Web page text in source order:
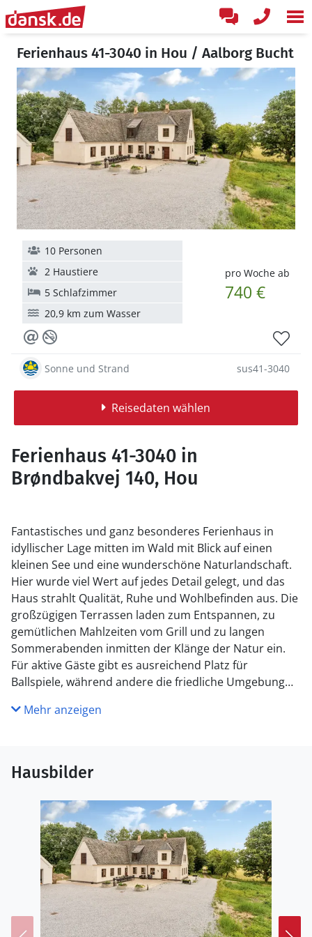
Ferienhaus 41-3040 in Hou / Aalborg Bucht
pro Woche ab
740 €
10 Personen
2 Haustiere
5 Schlafzimmer
20,9 km zum Wasser
Sonne und Strand sus41-3040
Reisedaten wählen
Ferienhaus 41-3040 in
Brøndbakvej 140, Hou
Fantastisches und ganz besonderes Ferienhaus in
idyllischer Lage mitten im Wald mit Blick auf einen
kleinen See und eine wunderschöne Naturlandschaft.
Hier wurde viel Wert auf jedes Detail gelegt, und das
Haus strahlt Qualität, Ruhe und Wohlbefinden aus. Die
großzügigen Terrassen laden zum Entspannen, zu
gemütlichen Mahlzeiten vom Grill und zu langen
Sommerabenden inmitten der Klänge der Natur ein.
Für aktive Gäste gibt es ausreichend Platz für
Ballspiele, während andere die friedliche Umgebung
für alle, die von Natur, hoher Qualität und
Küche
Die Küche ist mit 2 Kühlschränke ausgestattet .
Außerdem gibt es 4 Keramik-Kochfelder, Umluftofen,
Mikrowelle sowie Geschirrspüler. Fußbodenheizung in
der Küche.
WC und Bad
Es gibt 2 Badezimmer mit Duschnische und 2 Toiletten.
Fußbodenheizung in 1 Badezimmer.
Draußen
Mehr anzeigen
Hausbilder